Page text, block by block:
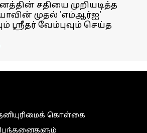
சதியை முறியடித்த
முதல் 'எம்ஆர்ஐ'
ஸ்ரீதர் வேம்புவும் செய்த
கொள்கை